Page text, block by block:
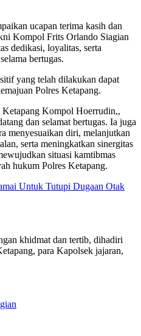
ucapan terima kasih dan
Kompol Frits Orlando Siagian
dedikasi, loyalitas, serta
bertugas.
yang telah dilakukan dapat
Polres Ketapang.
Ketapang Kompol Hoerrudin,,
dan selamat bertugas. Ia juga
menyesuaikan diri, melanjutkan
serta meningkatkan sinergitas
situasi kamtibmas
hukum Polres Ketapang.
Untuk Tutupi Dugaan Otak
khidmat dan tertib, dihadiri
para Kapolsek jajaran,